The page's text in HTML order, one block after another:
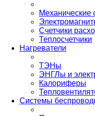
Механические
Счетчики
Теплосчетчики
Нагреватели
ТЭНы
ЭНГЛы и
Калориферы
Системы